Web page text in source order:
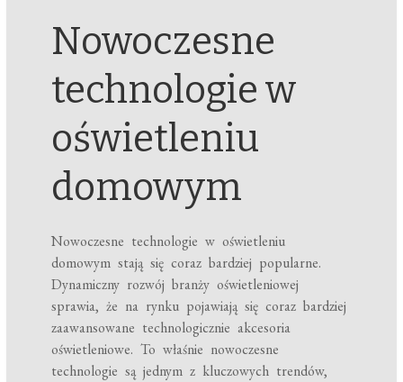
Nowoczesne
technologie w
oświetleniu
domowym
Nowoczesne technologie w oświetleniu
domowym stają się coraz bardziej popularne.
Dynamiczny rozwój branży oświetleniowej
sprawia, że na rynku pojawiają się coraz bardziej
zaawansowane technologicznie akcesoria
oświetleniowe. To właśnie nowoczesne
technologie są jednym z kluczowych trendów,